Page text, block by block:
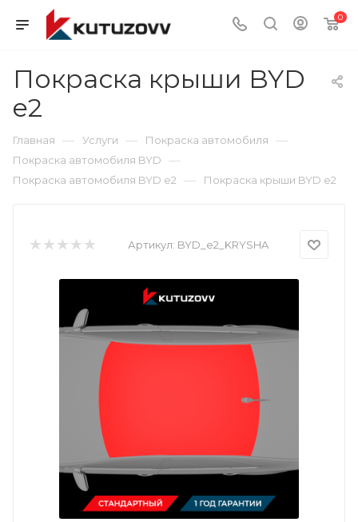
0
Покраска крыши BYD
e2
Главная — Услуги — Покраска автомобиля —
Покраска автомобиля BYD —
Покраска автомобиля BYD e2 — Покраска крыши BYD e2
Артикул: BYD_e2_KRYSHA